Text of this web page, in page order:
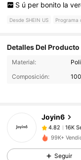
S ú per bonito la
Desde SHEIN US Programa
Detalles Del Producto
Material:
Composición:
Joyin6
16K
4.82
16K
l***6 pagó
4.82 16K
99K+
Seguir